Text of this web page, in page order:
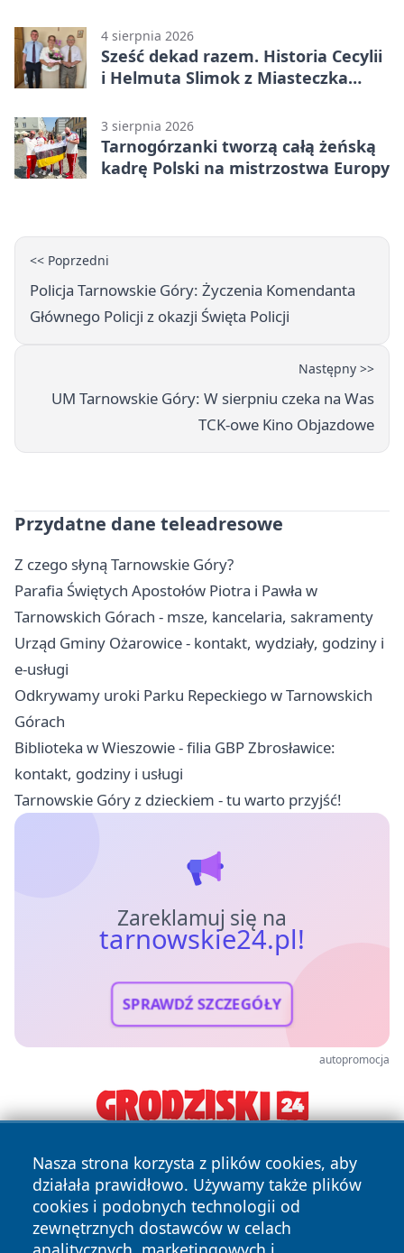
4 sierpnia 2026
Sześć dekad razem. Historia Cecylii
i Helmuta Slimok z Miasteczka
3 sierpnia 2026
Tarnogórzanki tworzą całą żeńską
kadrę Polski na mistrzostwa Europy
<< Poprzedni
Policja Tarnowskie Góry: Życzenia Komendanta
Głównego Policji z okazji Święta Policji
Następny >>
UM Tarnowskie Góry: W sierpniu czeka na Was
TCK-owe Kino Objazdowe
Przydatne dane teleadresowe
Z czego słyną Tarnowskie Góry?
Parafia Świętych Apostołów Piotra i Pawła w
Tarnowskich Górach - msze, kancelaria, sakramenty
Urząd Gminy Ożarowice - kontakt, wydziały, godziny i
e-usługi
Odkrywamy uroki Parku Repeckiego w Tarnowskich
Górach
Biblioteka w Wieszowie - filia GBP Zbrosławice:
kontakt, godziny i usługi
Tarnowskie Góry z dzieckiem - tu warto przyjść!
Zareklamuj się na
tarnowskie24.pl!
SPRAWDŹ SZCZEGÓŁY
autopromocja
Nasza strona korzysta z plików cookies, aby
działała prawidłowo. Używamy także plików
cookies i podobnych technologii od
zewnętrznych dostawców w celach